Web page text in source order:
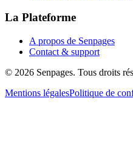
La Plateforme
A propos de Senpages
Contact & support
© 2026 Senpages. Tous droits
Mentions légalesPolitique de